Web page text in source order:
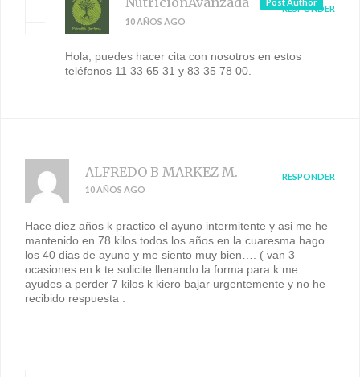
10 AÑOS AGO
RESPONDER
Hola, puedes hacer cita con nosotros en estos
teléfonos 11 33 65 31 y 83 35 78 00.
ALFREDO B MARKEZ M.
10 AÑOS AGO
RESPONDER
Hace diez años k practico el ayuno intermitente y asi me he
mantenido en 78 kilos todos los años en la cuaresma hago
los 40 dias de ayuno y me siento muy bien…. ( van 3
ocasiones en k te solicite llenando la forma para k me
ayudes a perder 7 kilos k kiero bajar urgentemente y no he
recibido respuesta .